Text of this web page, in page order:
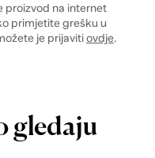
proizvod na internet
primjetite grešku u
je prijavitiovdje.
gledaju